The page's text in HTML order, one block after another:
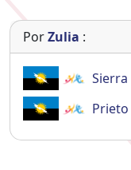
PorZulia :
Sierra
Prieto